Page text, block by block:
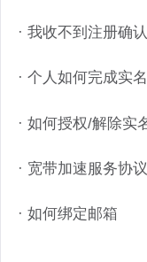
· 我收不到注册确
· 个人如何完成实
· 如何授权/解除实
· 宽带加速服务协议
· 如何绑定邮箱